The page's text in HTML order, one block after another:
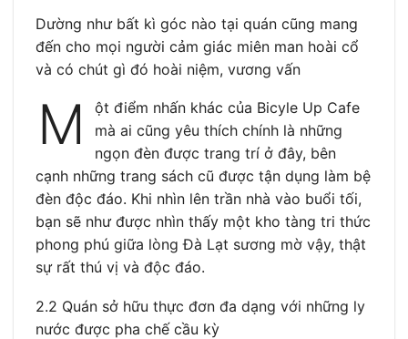
Dường như bất kì góc nào tại quán cũng mang
đến cho mọi người cảm giác miên man hoài cổ
và có chút gì đó hoài niệm, vương vấn
M
ột điểm nhấn khác của Bicyle Up Cafe
mà ai cũng yêu thích chính là những
ngọn đèn được trang trí ở đây, bên
cạnh những trang sách cũ được tận dụng làm bệ
đèn độc đáo. Khi nhìn lên trần nhà vào buổi tối,
bạn sẽ như được nhìn thấy một kho tàng tri thức
phong phú giữa lòng Đà Lạt sương mờ vậy, thật
sự rất thú vị và độc đáo.
2.2 Quán sở hữu thực đơn đa dạng với những ly
nước được pha chế cầu kỳ